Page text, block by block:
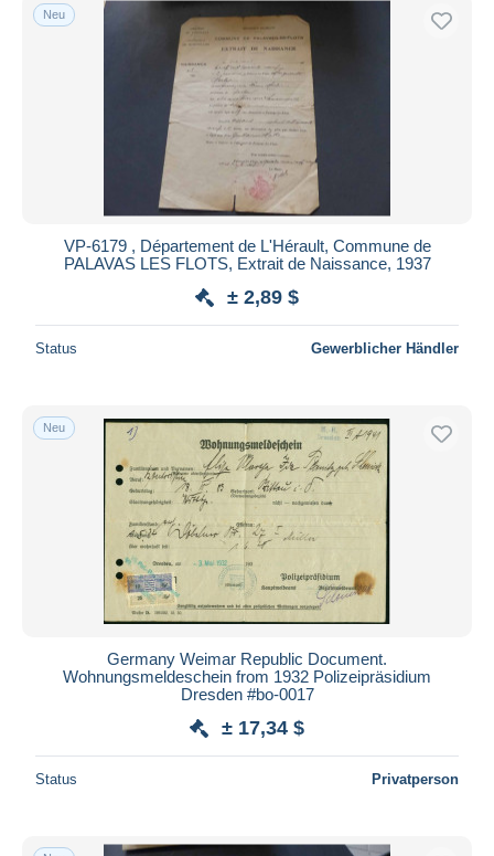
Neu
VP-6179 , Département de L'Hérault, Commune de
PALAVAS LES FLOTS, Extrait de Naissance, 1937
± 2,89 $
Status Gewerblicher Händler
Neu
Germany Weimar Republic Document.
Wohnungsmeldeschein from 1932 Polizeipräsidium
Dresden #bo-0017
± 17,34 $
Status Privatperson